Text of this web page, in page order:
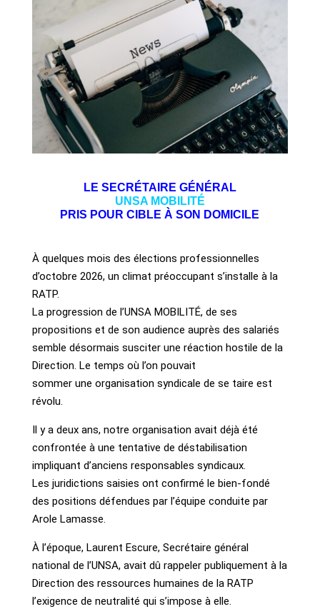
LE SECRÉTAIRE GÉNÉRAL
UNSA MOBILITÉ
PRIS POUR CIBLE À SON DOMICILE
À quelques mois des élections professionnelles
d’octobre 2026, un climat préoccupant s’installe à la
RATP.
La progression de l’UNSA MOBILITÉ, de ses
propositions et de son audience auprès des salariés
semble désormais susciter une réaction hostile de la
Direction. Le temps où l’on pouvait
sommer une organisation syndicale de se taire est
révolu.
Il y a deux ans, notre organisation avait déjà été
confrontée à une tentative de déstabilisation
impliquant d’anciens responsables syndicaux.
Les juridictions saisies ont confirmé le bien-fondé
des positions défendues par l’équipe conduite par
Arole Lamasse.
À l’époque, Laurent Escure, Secrétaire général
national de l’UNSA, avait dû rappeler publiquement à la
Direction des ressources humaines de la RATP
l’exigence de neutralité qui s’impose à elle.